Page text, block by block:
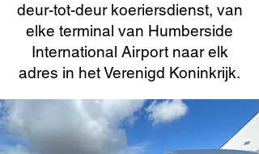
deur-tot-deur koeriersdienst, van
elke terminal van Humberside
International Airport naar elk
adres in het Verenigd Koninkrijk.